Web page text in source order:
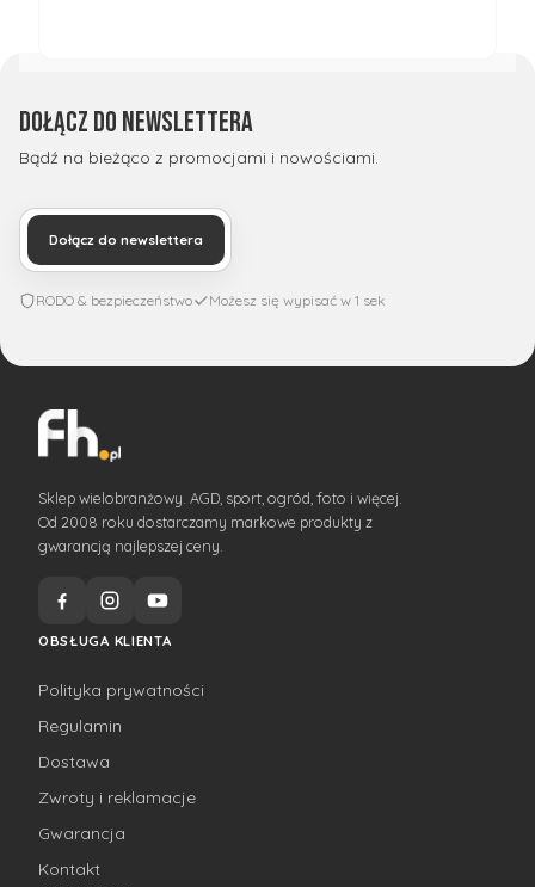
Dołącz do newslettera
Bądź na bieżąco z promocjami i nowościami.
Dołącz do newslettera
RODO & bezpieczeństwo Możesz się wypisać w 1 sek
Sklep wielobranżowy. AGD, sport, ogród, foto i więcej.
Od 2008 roku dostarczamy markowe produkty z
gwarancją najlepszej ceny.
OBSŁUGA KLIENTA
Polityka prywatności
Regulamin
Dostawa
Zwroty i reklamacje
Gwarancja
Kontakt